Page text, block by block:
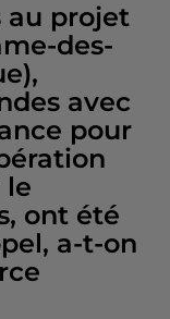
au projet
des-
avec
pour
le
ont été
a-t-on